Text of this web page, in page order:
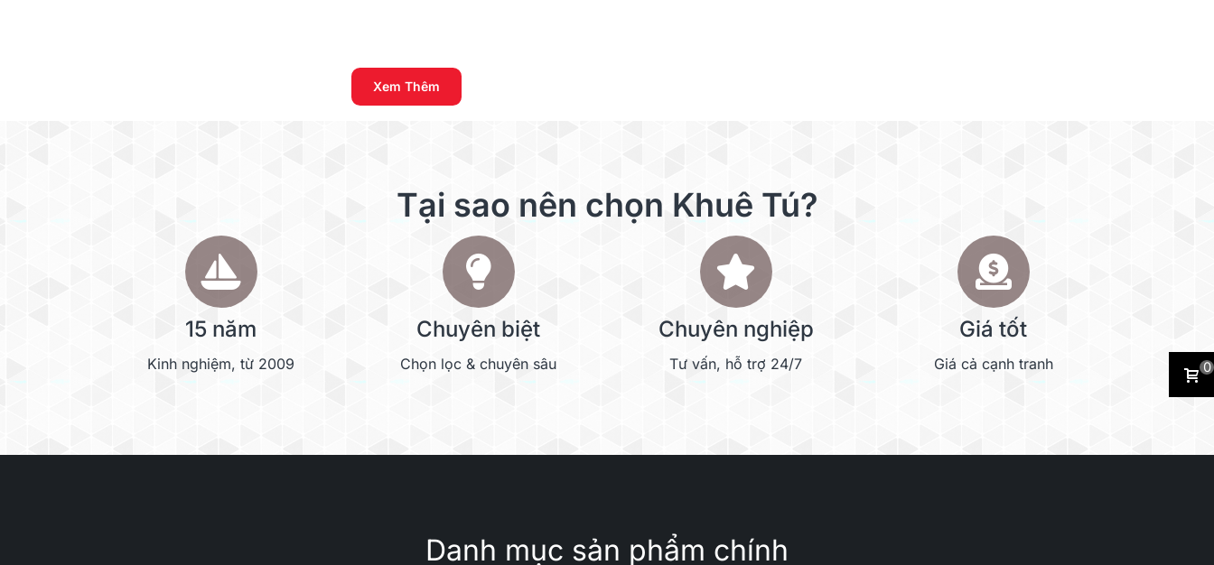
Xem Thêm
Tại sao nên chọn Khuê Tú?
15 năm
Kinh nghiệm, từ 2009
Chuyên biệt
Chọn lọc & chuyên sâu
Chuyên nghiệp
Tư vấn, hỗ trợ 24/7
Giá tốt
Giá cả cạnh tranh
Danh mục sản phẩm chính
0